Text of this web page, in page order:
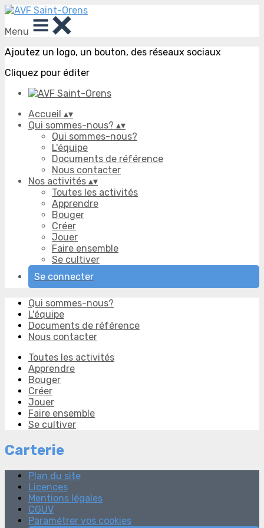
Menu
Ajoutez un logo, un bouton, des réseaux sociaux
Cliquez pour éditer
Accueil ▴▾
Qui sommes-nous? ▴▾
Qui sommes-nous?
L'équipe
Documents de référence
Nous contacter
Nos activités ▴▾
Toutes les activités
Apprendre
Bouger
Créer
Jouer
Faire ensemble
Se cultiver
Se connecter
Qui sommes-nous?
L'équipe
Documents de référence
Nous contacter
Toutes les activités
Apprendre
Bouger
Créer
Jouer
Faire ensemble
Se cultiver
Carterie
Plan du site
Licences
Mentions légales
CGUV
Paramétrer vos cookies